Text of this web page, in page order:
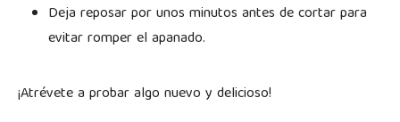
Deja reposar por unos minutos antes de cortar para
evitar romper el apanado.
¡Atrévete a probar algo nuevo y delicioso!